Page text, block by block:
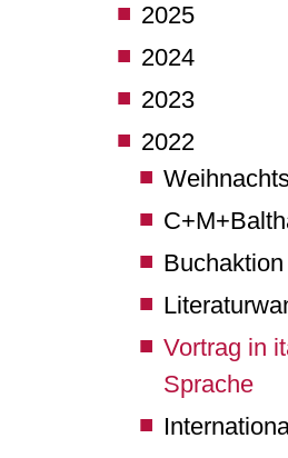
2025
2024
2023
2022
Vortrag in
Sprache